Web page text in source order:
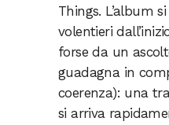
Things. L’album
volentieri
forse da un
guadagna in
coerenza): una
si arriva